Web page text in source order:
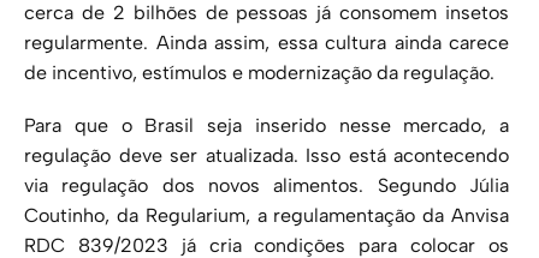
cerca de 2 bilhões de pessoas já consomem insetos
regularmente. Ainda assim, essa cultura ainda carece
de incentivo, estímulos e modernização da regulação.
Para que o Brasil seja inserido nesse mercado, a
regulação deve ser atualizada. Isso está acontecendo
via regulação dos novos alimentos. Segundo Júlia
Coutinho, da Regularium, a regulamentação da Anvisa
RDC 839/2023 já cria condições para colocar os